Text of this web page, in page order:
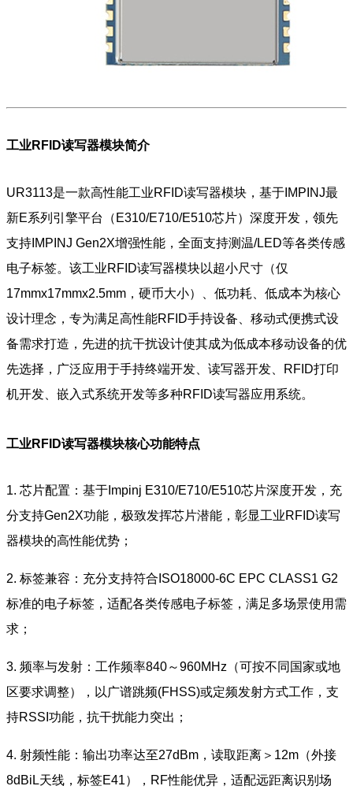
工业RFID读写器模块简介
UR3113是一款高性能工业RFID读写器模块，基于IMPINJ最
新E系列引擎平台（E310/E710/E510芯片）深度开发，领先
支持IMPINJ Gen2X增强性能，全面支持测温/LED等各类传感
电子标签。该工业RFID读写器模块以超小尺寸（仅
17mmx17mmx2.5mm，硬币大小）、低功耗、低成本为核心
设计理念，专为满足高性能RFID手持设备、移动式便携式设
备需求打造，先进的抗干扰设计使其成为低成本移动设备的优
先选择，广泛应用于手持终端开发、读写器开发、RFID打印
机开发、嵌入式系统开发等多种RFID读写器应用系统。
工业RFID读写器模块核心功能特点
1. 芯片配置：基于Impinj E310/E710/E510芯片深度开发，充
分支持Gen2X功能，极致发挥芯片潜能，彰显工业RFID读写
器模块的高性能优势；
2. 标签兼容：充分支持符合ISO18000-6C EPC CLASS1 G2
标准的电子标签，适配各类传感电子标签，满足多场景使用需
求；
3. 频率与发射：工作频率840～960MHz（可按不同国家或地
区要求调整），以广谱跳频(FHSS)或定频发射方式工作，支
持RSSI功能，抗干扰能力突出；
4. 射频性能：输出功率达至27dBm，读取距离＞12m（外接
8dBiL天线，标签E41），RF性能优异，适配远距离识别场